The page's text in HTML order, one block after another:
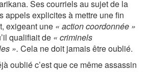
Ses courriels au sujet de la
appels explicites à mettre une fin
exigeant une « action coordonnée »
qualifiait de « criminels
». Cela ne doit jamais être oublié.
oublié c’est que ce même assassin